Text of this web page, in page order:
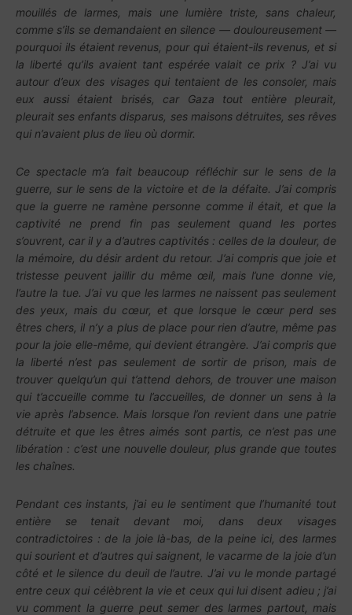
mouillés de larmes, mais une lumière triste, sans chaleur,
comme s’ils se demandaient en silence — douloureusement —
pourquoi ils étaient revenus, pour qui étaient-ils revenus, et si
la liberté qu’ils avaient tant espérée valait ce prix ? J’ai vu
autour d’eux des visages qui tentaient de les consoler, mais
eux aussi étaient brisés, car Gaza tout entière pleurait,
pleurait ses enfants disparus, ses maisons détruites, ses rêves
qui n’avaient plus de lieu où dormir.
Ce spectacle m’a fait beaucoup réfléchir sur le sens de la
guerre, sur le sens de la victoire et de la défaite. J’ai compris
que la guerre ne ramène personne comme il était, et que la
captivité ne prend fin pas seulement quand les portes
s’ouvrent, car il y a d’autres captivités : celles de la douleur, de
la mémoire, du désir ardent du retour. J’ai compris que joie et
tristesse peuvent jaillir du même œil, mais l’une donne vie,
l’autre la tue. J’ai vu que les larmes ne naissent pas seulement
des yeux, mais du cœur, et que lorsque le cœur perd ses
êtres chers, il n’y a plus de place pour rien d’autre, même pas
pour la joie elle-même, qui devient étrangère. J’ai compris que
la liberté n’est pas seulement de sortir de prison, mais de
trouver quelqu’un qui t’attend dehors, de trouver une maison
qui t’accueille comme tu l’accueilles, de donner un sens à la
vie après l’absence. Mais lorsque l’on revient dans une patrie
détruite et que les êtres aimés sont partis, ce n’est pas une
libération : c’est une nouvelle douleur, plus grande que toutes
les chaînes.
Pendant ces instants, j’ai eu le sentiment que l’humanité tout
entière se tenait devant moi, dans deux visages
contradictoires : de la joie là-bas, de la peine ici, des larmes
qui sourient et d’autres qui saignent, le vacarme de la joie d’un
côté et le silence du deuil de l’autre. J’ai vu le monde partagé
entre ceux qui célèbrent la vie et ceux qui lui disent adieu ; j’ai
vu comment la guerre peut semer des larmes partout, mais